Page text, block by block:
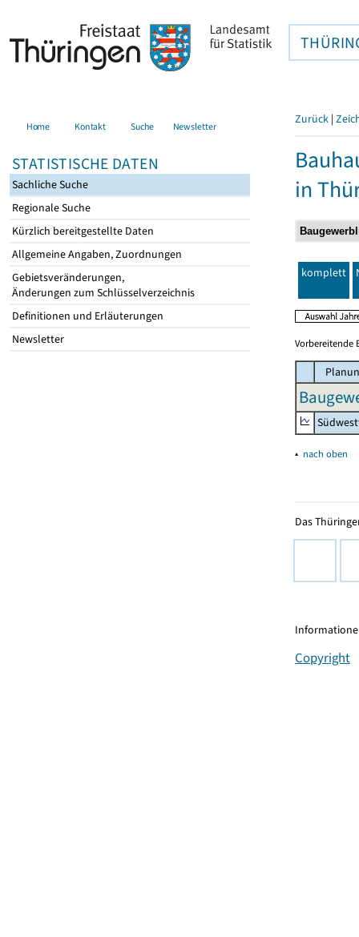
Home Kontakt Suche Newsletter
STATISTISCHE DATEN
Sachliche Suche
Regionale Suche
Kürzlich bereitgestellte Daten
Allgemeine Angaben, Zuordnungen
Gebietsveränderungen,
Änderungen zum Schlüsselverzeichnis
Definitionen und Erläuterungen
Newsletter
Zurück |
in
komplett
Vorbereitende
▴ nach oben
Das
Copyright